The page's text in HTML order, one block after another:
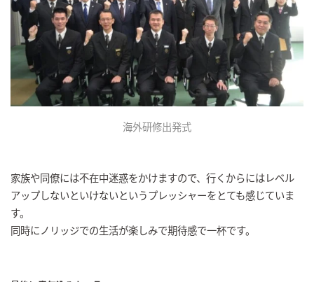
海外研修出発式
家族や同僚には不在中迷惑をかけますので、行くからにはレベル
アップしないといけないというプレッシャーをとても感じていま
す。
同時にノリッジでの生活が楽しみで期待感で一杯です。